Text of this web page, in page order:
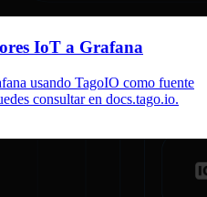
IoT a Grafana
usando TagoIO como fuente
consultar en docs.tago.io.